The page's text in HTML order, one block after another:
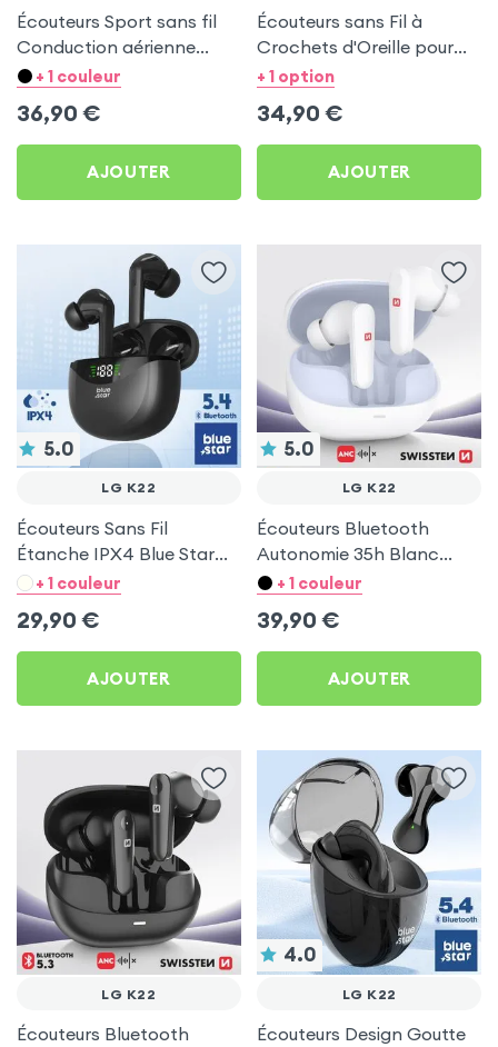
Écouteurs Sport sans fil
Conduction aérienne
Swissten Run Beige pour
+ 1 couleur
36,90 €
AJOUTER
Écouteurs sans Fil à
Crochets d'Oreille pour
LG K22
+ 1 option
34,90 €
AJOUTER
5.0
LG K22
Écouteurs Sans Fil
Étanche IPX4 Blue Star
Noir pour LG K22
+ 1 couleur
29,90 €
AJOUTER
5.0
LG K22
Écouteurs Bluetooth
Autonomie 35h Blanc
pour LG K22
+ 1 couleur
39,90 €
AJOUTER
LG K22
Écouteurs Bluetooth
4.0
LG K22
Écouteurs Design Goutte